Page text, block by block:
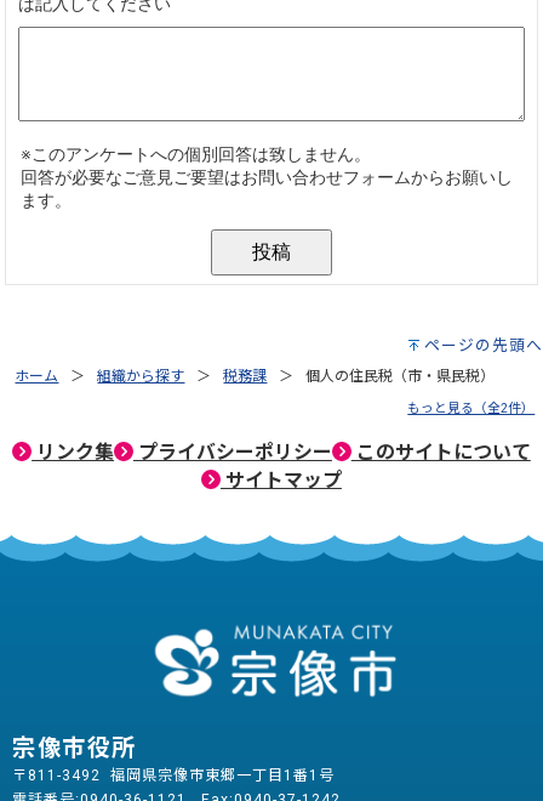
ページの先頭へ
ホーム 組織から探す 税務課 個人の住民税（市・県民税）
もっと見る（全2件）
リンク集 プライバシーポリシー
このサイトについて
サイトマップ
宗像市役所
〒811-3492 福岡県宗像市東郷一丁目1番1号